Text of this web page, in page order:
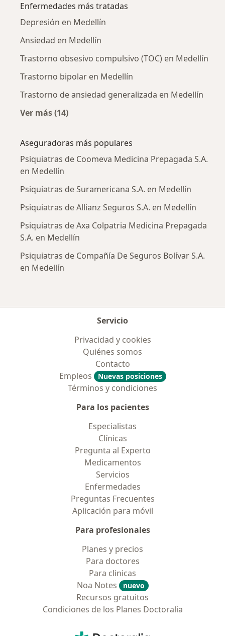
Enfermedades más tratadas
Depresión en Medellín
Ansiedad en Medellín
Trastorno obsesivo compulsivo (TOC) en Medellín
Trastorno bipolar en Medellín
Trastorno de ansiedad generalizada en Medellín
Ver más (14)
Aseguradoras más populares
Psiquiatras de Coomeva Medicina Prepagada S.A.
en Medellín
Psiquiatras de Suramericana S.A. en Medellín
Psiquiatras de Allianz Seguros S.A. en Medellín
Psiquiatras de Axa Colpatria Medicina Prepagada
S.A. en Medellín
Psiquiatras de Compañía De Seguros Bolívar S.A.
en Medellín
Servicio
Privacidad y cookies
Quiénes somos
Contacto
Empleos
Nuevas posiciones
Términos y condiciones
Para los pacientes
Especialistas
Clínicas
Pregunta al Experto
Medicamentos
Servicios
Enfermedades
Preguntas Frecuentes
Aplicación para móvil
Para profesionales
Planes y precios
Para doctores
Para clinicas
Noa Notes
nuevo
Recursos gratuitos
Condiciones de los Planes Doctoralia